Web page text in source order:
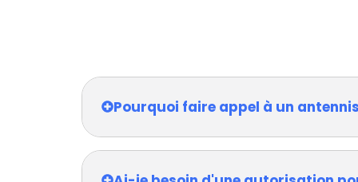
Pourquoi faire appel à un